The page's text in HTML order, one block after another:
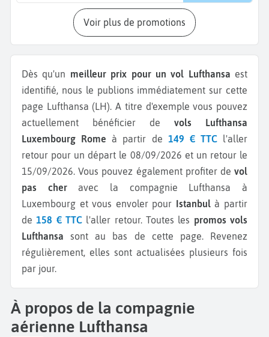
Voir plus de promotions
Dès qu'un meilleur prix pour un vol Lufthansa est
identifié, nous le publions immédiatement sur cette
page Lufthansa (LH).A titre d'exemple vous pouvez
actuellement bénéficier de vols Lufthansa
Luxembourg Romeà partir de 149 € TTC l'aller
retour pour un départ le 08/09/2026 et un retour le
15/09/2026.Vous pouvez également profiter devol
pas cheravec la compagnie Lufthansa à
Luxembourg et vous envoler pour Istanbulà partir
de158 € TTC l'aller retour.Toutes les promos vols
Lufthansa sont au bas de cette page. Revenez
régulièrement, elles sont actualisées plusieurs fois
par jour.
À propos de la compagnie
aérienne Lufthansa